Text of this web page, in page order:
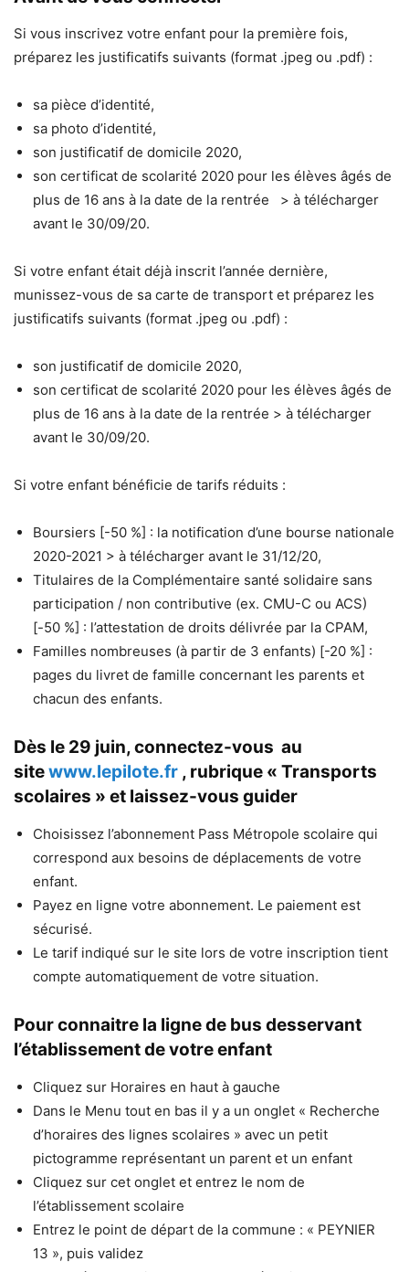
Si vous inscrivez votre enfant pour la première fois,
préparez les justificatifs suivants (format .jpeg ou .pdf) :
sa pièce d’identité,
sa photo d’identité,
son justificatif de domicile 2020,
son certificat de scolarité 2020 pour les élèves âgés de
plus de 16 ans à la date de la rentrée > à télécharger
avant le 30/09/20.
Si votre enfant était déjà inscrit l’année dernière,
munissez-vous de sa carte de transport et préparez les
justificatifs suivants (format .jpeg ou .pdf) :
son justificatif de domicile 2020,
son certificat de scolarité 2020 pour les élèves âgés de
plus de 16 ans à la date de la rentrée > à télécharger
avant le 30/09/20.
Si votre enfant bénéficie de tarifs réduits :
Boursiers [-50 %] : la notification d’une bourse nationale
2020-2021 > à télécharger avant le 31/12/20,
Titulaires de la Complémentaire santé solidaire sans
participation / non contributive (ex. CMU-C ou ACS)
[-50 %] : l’attestation de droits délivrée par la CPAM,
Familles nombreuses (à partir de 3 enfants) [-20 %] :
pages du livret de famille concernant les parents et
chacun des enfants.
Dès le 29 juin, connectez-vous au
sitewww.lepilote.fr , rubrique « Transports
scolaires » et laissez-vous guider
Choisissez l’abonnement Pass Métropole scolaire qui
correspond aux besoins de déplacements de votre
enfant.
Payez en ligne votre abonnement. Le paiement est
sécurisé.
Le tarif indiqué sur le site lors de votre inscription tient
compte automatiquement de votre situation.
Pour connaitre la ligne de bus desservant
l’établissement de votre enfant
Cliquez sur Horaires en haut à gauche
Dans le Menu tout en bas il y a un onglet « Recherche
d’horaires des lignes scolaires » avec un petit
pictogramme représentant un parent et un enfant
Cliquez sur cet onglet et entrez le nom de
l’établissement scolaire
Entrez le point de départ de la commune : « PEYNIER
13 », puis validez